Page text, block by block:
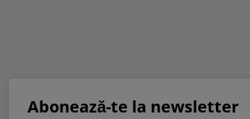
Abonează-te la newsletter